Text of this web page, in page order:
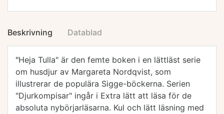
Beskrivning Datablad
"Heja Tulla" är den femte boken i en lättläst serie
om husdjur av Margareta Nordqvist, som
illustrerar de populära Sigge-böckerna. Serien
"Djurkompisar" ingår i Extra lätt att läsa för de
absoluta nybörjarläsarna. Kul och lätt läsning med